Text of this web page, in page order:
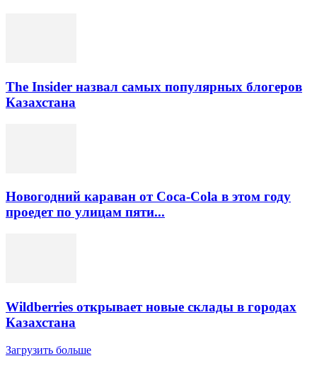
The Insider назвал самых популярных блогеров
Казахстана
Новогодний караван от Coca-Cola в этом году
проедет по улицам пяти...
Wildberries открывает новые склады в городах
Казахстана
Загрузить больше